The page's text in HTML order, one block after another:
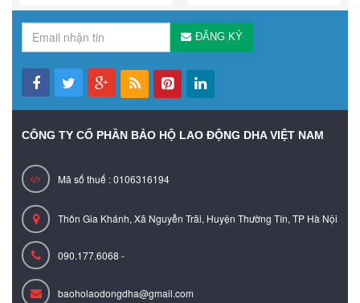
ĐĂNG KÝ
CÔNG TY CỔ PHẦN BẢO HỘ LAO ĐỘNG DHA VIỆT NAM
Mã số thuế : 0106316194
Thôn Gia Khánh, Xã Nguyễn Trãi, Huyện Thường Tín, TP Hà Nội
090.177.6068 -
baoholaodongdha@gmail.com